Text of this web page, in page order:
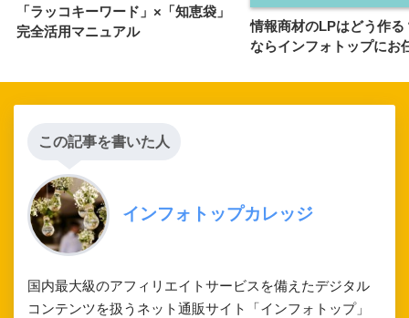
「ラッコキーワード」×「知恵袋」
完全活用マニュアル
情報商材のLPはどう作る
ならインフォトップにお
この記事を書いた人
インフォトップカレッジ
国内最大級のアフィリエイトサービスを備えたデジタル
コンテンツを扱うネット通販サイト「インフォトップ」